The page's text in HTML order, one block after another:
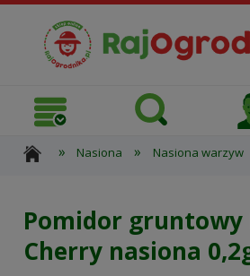
» Nasiona » Nasiona warzyw
Pomidor gruntowy
Cherry nasiona